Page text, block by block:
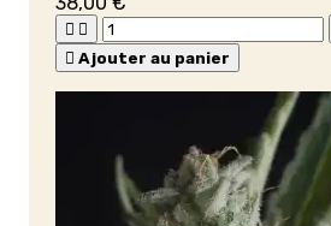
 
 Ajouter au panier